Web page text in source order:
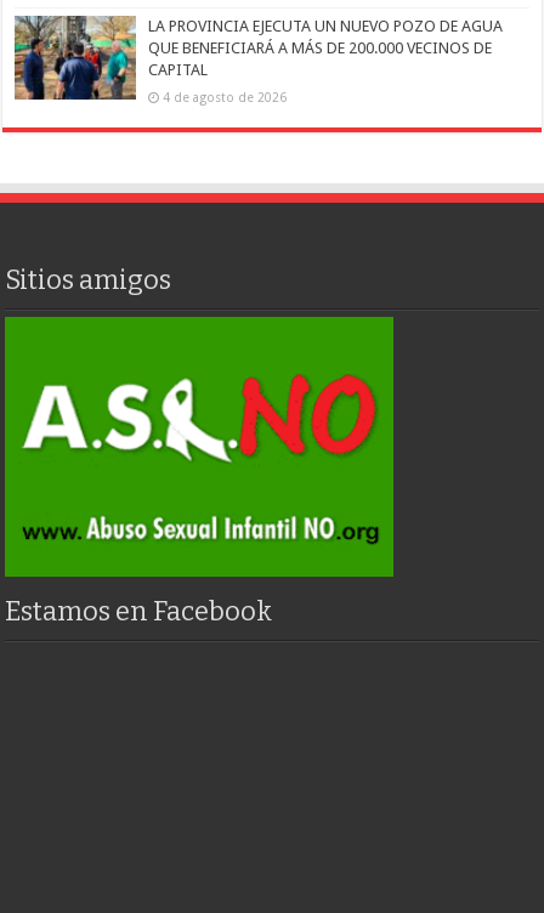
LA PROVINCIA EJECUTA UN NUEVO POZO DE AGUA
QUE BENEFICIARÁ A MÁS DE 200.000 VECINOS DE
CAPITAL
4 de agosto de 2026
Sitios amigos
Estamos en Facebook